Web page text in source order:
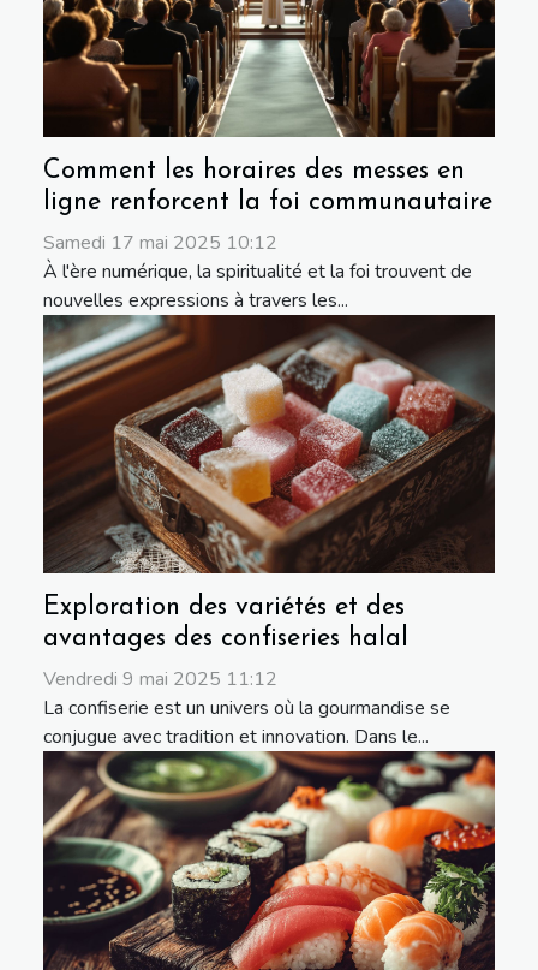
Comment les horaires des messes en
ligne renforcent la foi communautaire
Samedi 17 mai 2025 10:12
À l'ère numérique, la spiritualité et la foi trouvent de
nouvelles expressions à travers les...
Exploration des variétés et des
avantages des confiseries halal
Vendredi 9 mai 2025 11:12
La confiserie est un univers où la gourmandise se
conjugue avec tradition et innovation. Dans le...